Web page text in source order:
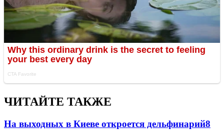
ЧИТАЙТЕ ТАКЖЕ
На выходных в Киеве откроется дельфинарий8